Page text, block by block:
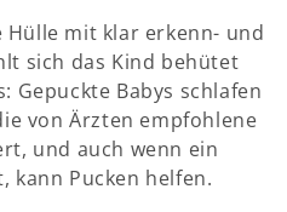
mit klar erkenn- und
sich das Kind behütet
Gepuckte Babys schlafen
von Ärzten empfohlene
und auch wenn ein
kann Pucken helfen.